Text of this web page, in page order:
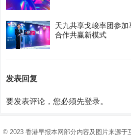
天九共享戈峻率团参
合作共赢新模式
发表回复
要发表评论，您必须先登录。
© 2023 香港早报本网部分内容及图片来源于